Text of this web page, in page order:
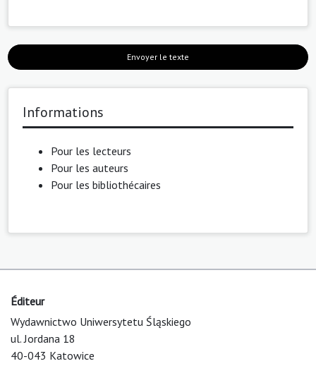
Envoyer le texte
Informations
Pour les lecteurs
Pour les auteurs
Pour les bibliothécaires
Éditeur
Wydawnictwo Uniwersytetu Śląskiego
ul. Jordana 18
40-043 Katowice